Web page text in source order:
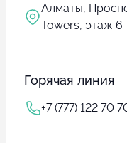
Алматы,
Towers, этаж 6
Горячая линия
+7 (777) 122 70